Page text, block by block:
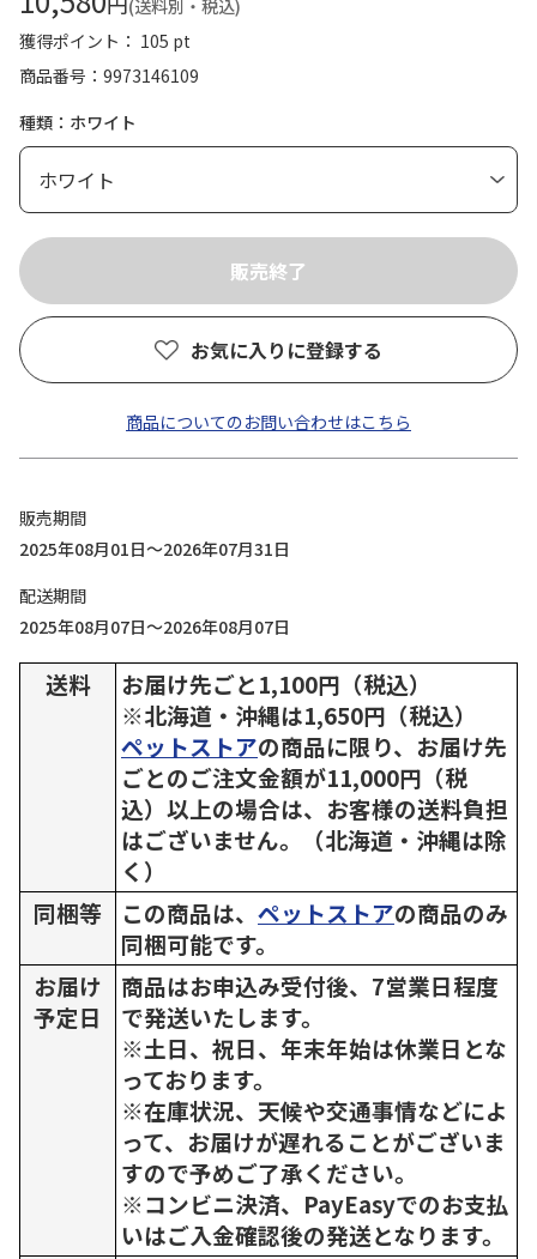
(送料別・税込)
獲得ポイント： 105 pt
商品番号
9973146109
種類：ホワイト
お気に入りに登録する
商品についてのお問い合わせはこちら
販売期間
2025年08月01日～2026年07月31日
配送期間
2025年08月07日～2026年08月07日
送料
お届け先ごと1,100円（税込）
※北海道・沖縄は1,650円（税込）
ペットストアの商品に限り、お届け先
ごとのご注文金額が11,000円（税
込）以上の場合は、お客様の送料負担
はございません。（北海道・沖縄は除
く）
同梱等
この商品は、 ペットストアの商品のみ
同梱可能です。
お届け
予定日
商品はお申込み受付後、7営業日程度
で発送いたします。
※土日、祝日、年末年始は休業日とな
っております。
※在庫状況、天候や交通事情などによ
って、お届けが遅れることがございま
すので予めご了承ください。
※コンビニ決済、PayEasyでのお支払
いはご入金確認後の発送となります。